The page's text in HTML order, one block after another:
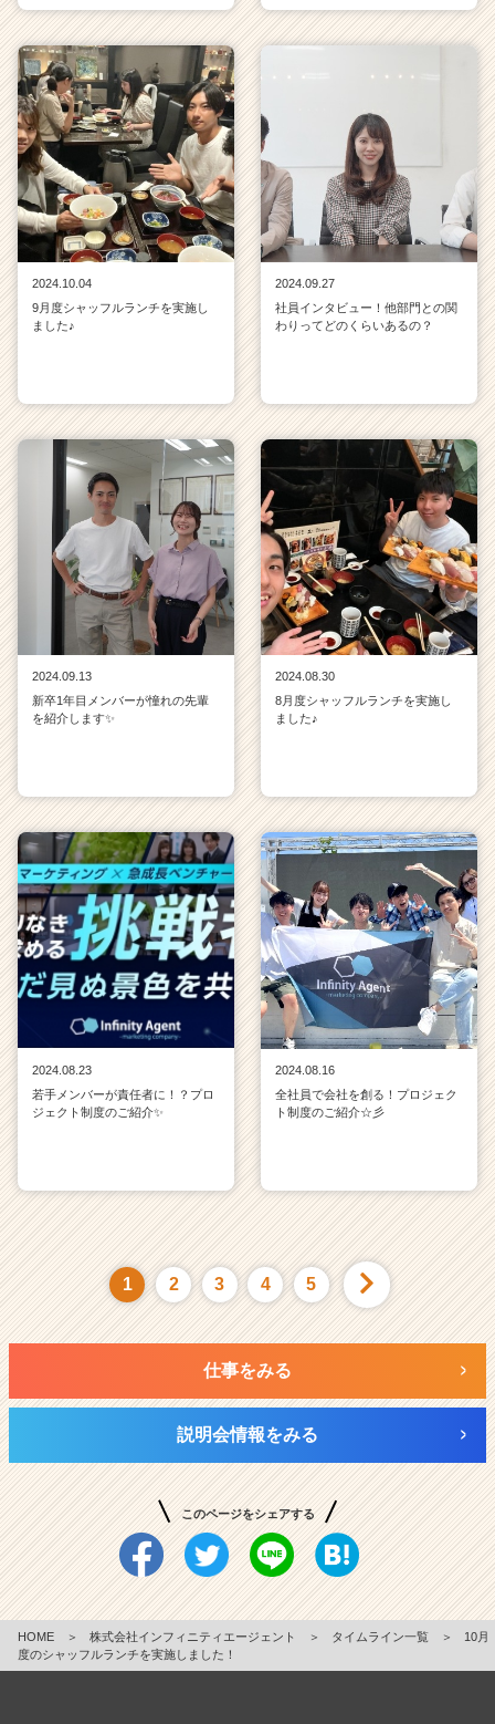
2024.10.04
9月度シャッフルランチを実施し
ました♪
2024.09.27
社員インタビュー！他部門との関
わりってどのくらいあるの？
2024.09.13
新卒1年目メンバーが憧れの先輩
を紹介します✨
2024.08.30
8月度シャッフルランチを実施し
ました♪
2024.08.23
若手メンバーが責任者に！？プロ
ジェクト制度のご紹介✨
2024.08.16
全社員で会社を創る！プロジェク
ト制度のご紹介☆彡
1 2 3 4 5
仕事をみる
説明会情報をみる
このページをシェアする
HOME ＞ 株式会社インフィニティエージェント ＞ タイムライン一覧 ＞
10月
度のシャッフルランチを実施しました！